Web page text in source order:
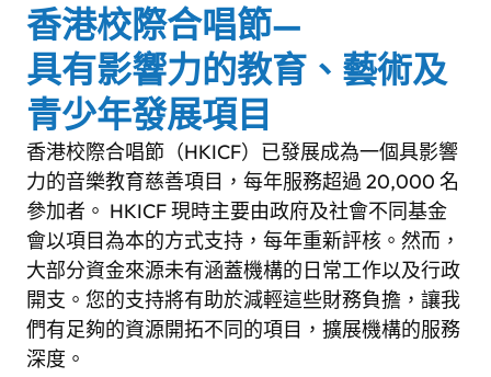
香港校際合唱節—
具有影響力的教育、藝術及
青少年發展項目
香港校際合唱節（HKICF）已發展成為一個具影響
力的音樂教育慈善項目，每年服務超過 20,000 名
參加者。 HKICF 現時主要由政府及社會不同基金
會以項目為本的方式支持，每年重新評核。然而，
大部分資金來源未有涵蓋機構的日常工作以及行政
開支。您的支持將有助於減輕這些財務負擔，讓我
們有足夠的資源開拓不同的項目，擴展機構的服務
深度。